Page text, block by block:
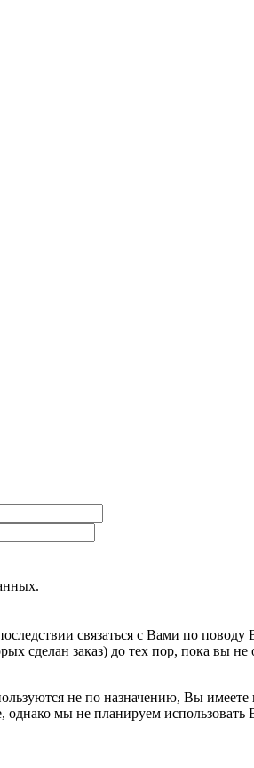
связаться с Вами по
сделан заказ) до тех пор, пока вы
не по назначению, Вы
мы не планируем